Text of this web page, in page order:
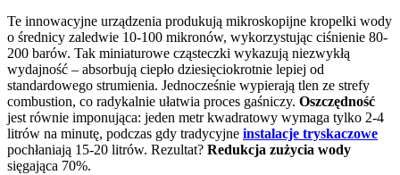
Te innowacyjne urządzenia produkują mikroskopijne kropelki wody
o średnicy zaledwie 10-100 mikronów, wykorzystując ciśnienie 80-
200 barów. Tak miniaturowe cząsteczki wykazują niezwykłą
wydajność – absorbują ciepło dziesięciokrotnie lepiej od
standardowego strumienia. Jednocześnie wypierają tlen ze strefy
combustion, co radykalnie ułatwia proces gaśniczy. Oszczędność
jest równie imponująca: jeden metr kwadratowy wymaga tylko 2-4
litrów na minutę, podczas gdy tradycyjne instalacje tryskaczowe
pochłaniają 15-20 litrów. Rezultat? Redukcja zużycia wody
sięgająca 70%.